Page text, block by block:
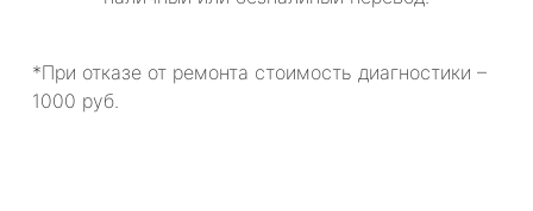
*При отказе от ремонта стоимость диагностики –
1000 руб.